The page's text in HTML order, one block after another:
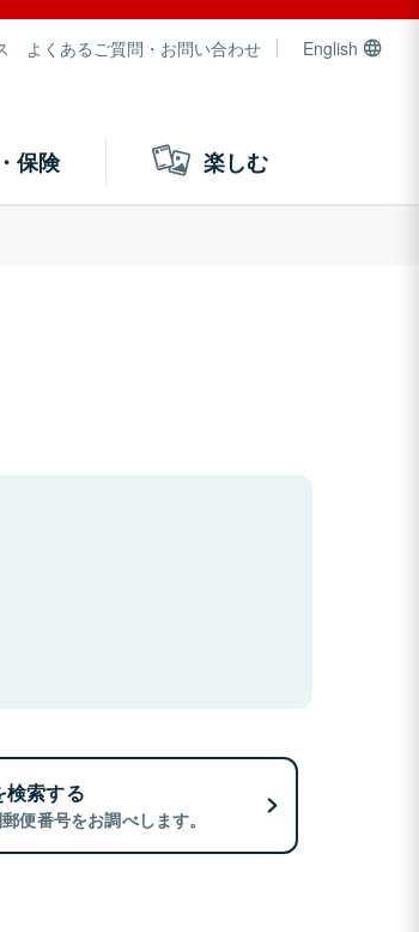
よくあるご質問・お問い合わせ English
保険 楽しむ
検索する
便番号をお調べします。